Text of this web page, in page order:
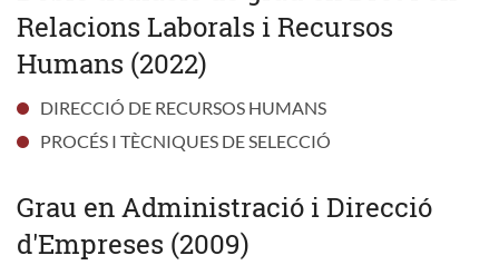
Relacions Laborals i Recursos
Humans (2022)
DIRECCIÓ DE RECURSOS HUMANS
PROCÉS I TÈCNIQUES DE SELECCIÓ
Grau en Administració i Direcció
d'Empreses (2009)